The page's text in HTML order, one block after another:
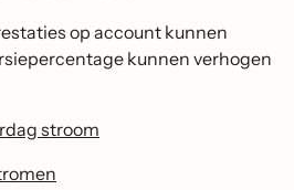
op account kunnen
kunnen verhogen
stroom